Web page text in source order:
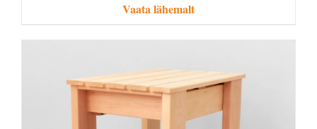
Vaata lähemalt